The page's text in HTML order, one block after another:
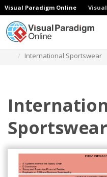
Visual Paradigm Online
International Sportswear
Sportswear